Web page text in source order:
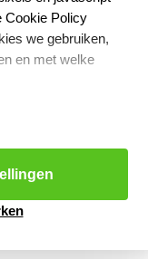
- Powered by
Cookie Policy
we gebruiken,
en met welke
worden
functioneren of ze
in het